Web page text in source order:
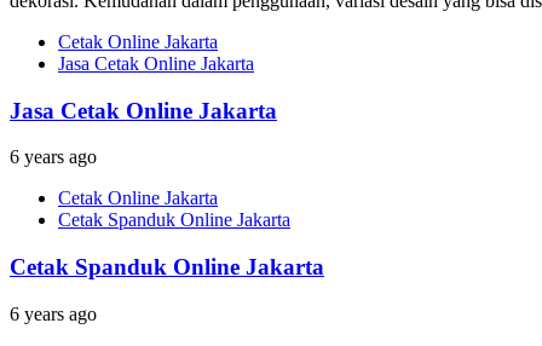
Cetak Online Jakarta
Jasa Cetak Online Jakarta
Jasa Cetak Online Jakarta
6 years ago
Cetak Online Jakarta
Cetak Spanduk Online Jakarta
Cetak Spanduk Online Jakarta
6 years ago